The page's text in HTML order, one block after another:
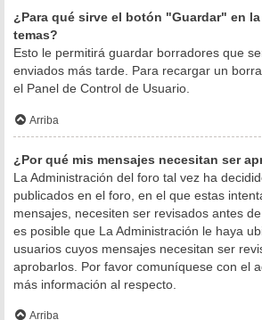
¿Para qué sirve el botón "Guardar" en
temas?
Esto le permitirá guardar borradores que
enviados más tarde. Para recargar un
el Panel de Control de Usuario.
Arriba
¿Por qué mis mensajes necesitan ser
La Administración del foro tal vez ha
publicados en el foro, en el que estas
mensajes, necesiten ser revisados antes
es posible que La Administración le haya
usuarios cuyos mensajes necesitan ser
aprobarlos. Por favor comuníquese con el
más información al respecto.
Arriba